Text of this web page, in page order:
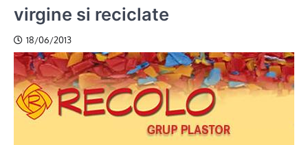
virgine si reciclate
18/06/2013